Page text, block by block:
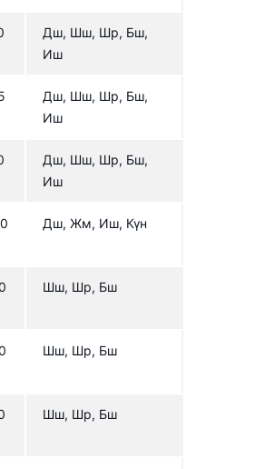
Дш, Шш, Шр, Бш,
Иш
Дш, Шш, Шр, Бш,
Иш
Дш, Шш, Шр, Бш,
Иш
Дш, Жм, Иш, Күн
Шш, Шр, Бш
Шш, Шр, Бш
Шш, Шр, Бш